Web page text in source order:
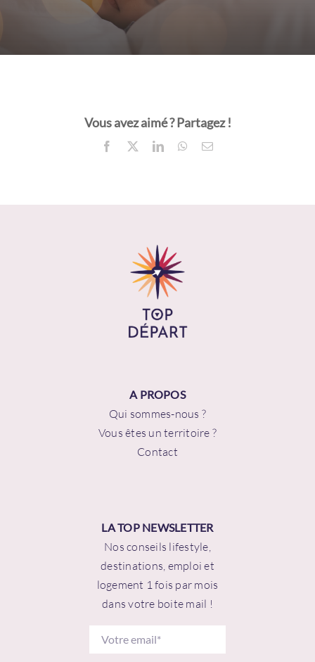
Vous avez aimé ? Partagez !
Facebook
X LinkedInWhatsApp
Email
A PROPOS
Qui sommes-nous ?
Vous êtes un territoire ?
Contact
LA TOP NEWSLETTER
Nos conseils lifestyle,
destinations, emploi et
logement 1 fois par mois
dans votre boite mail !